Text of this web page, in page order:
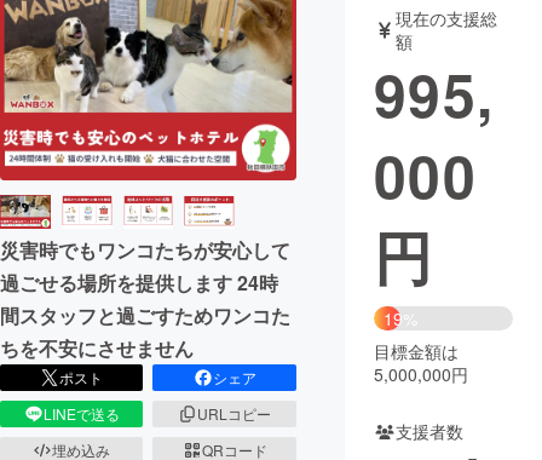
アート・写真 音楽
テクノロジー・ガジェット ゲーム・サ
映像・映画
ビジネス・起業
まちづくり・地域活性化
CAMPFIRE for Social Good
CAMPFIRE Creation
CAMPFIREふるさと納税machi-ya コミュニティ
災害時でもワンコたちが安心して
過ごせる場所を提供します 24時
間スタッフと過ごすためワンコた
ちを不安にさせません
ポスト
シェア
LINEで送る
URLコピー
埋め込み
QRコード
現在の支援総
額
995,
000
円
19%
目標金額は
5,000,000円
支援者数